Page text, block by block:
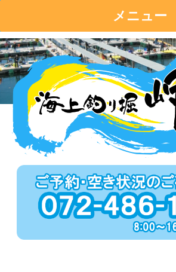
メニュー
コ
ン
テ
ン